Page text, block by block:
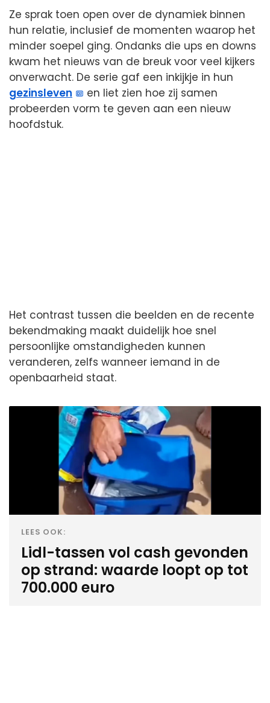
Ze sprak toen open over de dynamiek binnen
hun relatie, inclusief de momenten waarop het
minder soepel ging. Ondanks die ups en downs
kwam het nieuws van de breuk voor veel kijkers
onverwacht. De serie gaf een inkijkje in hun
gezinsleven
en liet zien hoe zij samen
probeerden vorm te geven aan een nieuw
hoofdstuk.
Het contrast tussen die beelden en de recente
bekendmaking maakt duidelijk hoe snel
persoonlijke omstandigheden kunnen
veranderen, zelfs wanneer iemand in de
openbaarheid staat.
LEES OOK:
Lidl-tassen vol cash gevonden
op strand: waarde loopt op tot
700.000 euro